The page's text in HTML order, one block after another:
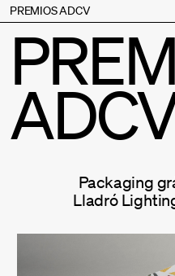
PREMIOS ADCV
Bases
Jurado
Inscripción
Palmarés
Premios
Supporters
Contacto
Packaging
Lladró